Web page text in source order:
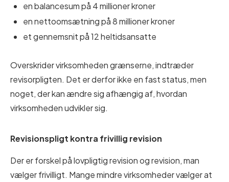
en balancesum på 4 millioner kroner
en nettoomsætning på 8 millioner kroner
et gennemsnit på 12 heltidsansatte
Overskrider virksomheden grænserne, indtræder
revisorpligten. Det er derfor ikke en fast status, men
noget, der kan ændre sig afhængig af, hvordan
virksomheden udvikler sig.
Revisionspligt kontra frivillig revision
Der er forskel på lovpligtig revision og revision, man
vælger frivilligt. Mange mindre virksomheder vælger at